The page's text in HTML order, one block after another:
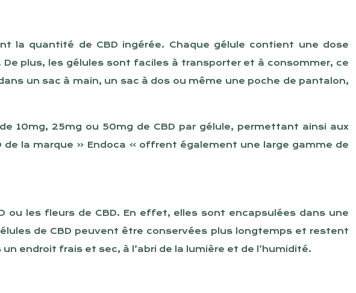
la quantité de CBD ingérée. Chaque gélule contient une dose
plus, les gélules sont faciles à transporter et à consommer, ce
un sac à main, un sac à dos ou même une poche de pantalon,
10mg, 25mg ou 50mg de CBD par gélule, permettant ainsi aux
la marque « Endoca » offrent également une large gamme de
ou les fleurs de CBD. En effet, elles sont encapsulées dans une
de CBD peuvent être conservées plus longtemps et restent
endroit frais et sec, à l’abri de la lumière et de l’humidité.